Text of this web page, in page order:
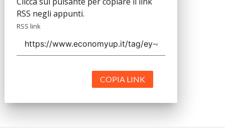
RSS negli appunti.
RSS link
COPIA LINK